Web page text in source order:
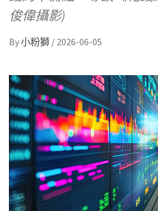
俊偉攝影)
By小粉獅 / 2026-06-05